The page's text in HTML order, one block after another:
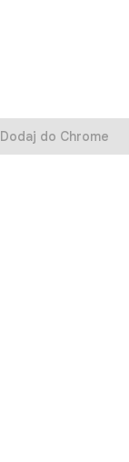
Dodaj do Chrome